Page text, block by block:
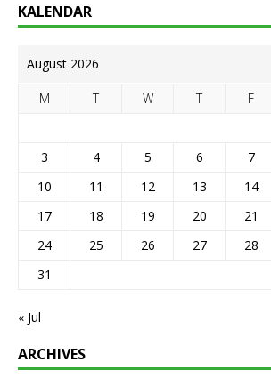
KALENDAR
August 2026
M T W T F
3
4 5 6 7
10
11 12 13 14
17
18 19 20 21
24
25 26 27 28
31
« Jul
ARCHIVES